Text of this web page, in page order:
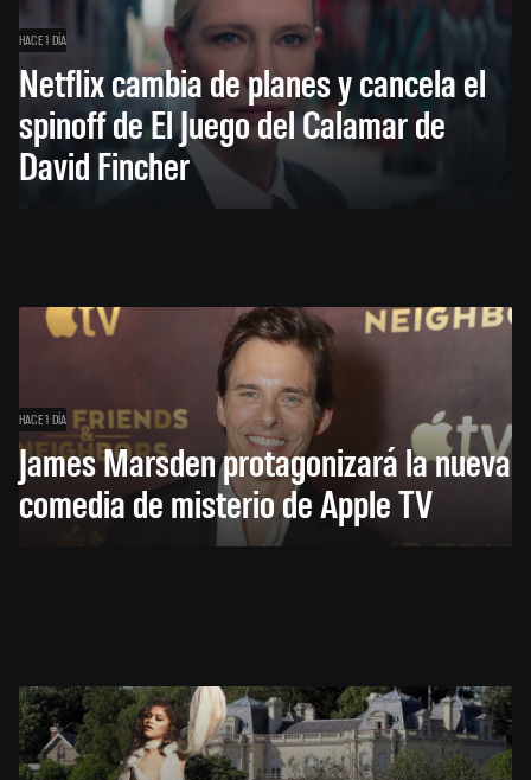
HACE 1 DÍA
Netflix cambia de planes y cancela el
spinoff de El Juego del Calamar de
David Fincher
HACE 1 DÍA
James Marsden protagonizará la nueva
comedia de misterio de Apple TV